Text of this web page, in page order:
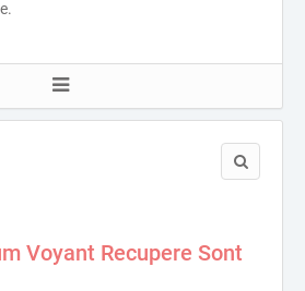
Voyant Recupere Sont